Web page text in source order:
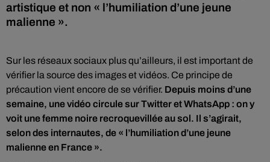
artistique et non « l’humiliation d’une jeune
malienne ».
Sur les réseaux sociaux plus qu’ailleurs, il est important de
vérifier la source des images et vidéos. Ce principe de
précaution vient encore de se vérifier. Depuis moins d’une
semaine, une vidéo circule sur Twitter et WhatsApp : on y
voit une femme noire recroquevillée au sol. Il s’agirait,
selon des internautes, de « l’humiliation d’une jeune
malienne en France ».